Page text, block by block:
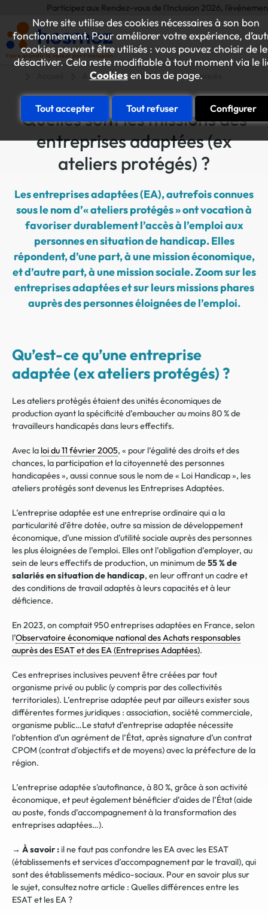
Notre site utilise des cookies nécessaires à son bon
fonctionnement. Pour améliorer votre expérience,
cookies peuvent être utilisés : vous pouvez choisir de
désactiver. Cela reste modifiable à tout moment via le
Cookiesen bas de page.
Tout accepter Tout refuser Configurer
Participez aux Rendez-vous de l'Inclusion 2026, l'événement
A la une Articles et communiqués
Quelles sont les missions des
entreprises adaptées (ex
ateliers protégés) ?
Les entreprises adaptées (EA), autrefois connues
sous le nom d’« ateliers protégés » ont vocation à
favoriser durablement l’accès à l’emploi aux
personnes en situation de handicap. Elles
répondent, d’une part, à une mission économique,
et d’autre part, à une mission sociale. Zoom sur les
entreprises adaptées et sur leurs missions phares
auprès des personnes éloignées de l’emploi.
Qu’est-ce qu’une entreprise
adaptée (ex ateliers protégés) ?
Les ateliers protégés étaient des unités économiques de
production ayant la spécificité d’embaucher au moins 80 % de
travailleurs handicapés dans leurs effectifs.
Avec la loi du 11 février 2005, « pour l’égalité des droits et des
chances, la participation et la citoyenneté des personnes
handicapées », aussi connue sous le nom de « Loi Handicap », les
ateliers protégés sont devenus les Entreprises Adaptées.
L’entreprise adaptée est une entreprise ordinaire qui a la
particularité d’être dotée, outre sa mission de développement
économique, d’une mission d’utilité sociale auprès des personnes
les plus éloignées de l’emploi. Elles ont l’obligation d’employer, au
sein de leurs effectifs de production, un minimum de55 % de
salariés en situation de handicap, en leur offrant un cadre et
des conditions de travail adaptés à leurs capacités et à leur
déficience.
En 2023, on comptait 950 entreprises adaptées en France, selon
l’Observatoire économique national des Achats responsables
auprès des ESAT et des EA (Entreprises Adaptées).
Ces entreprises inclusives peuvent être créées par tout
organisme privé ou public (y compris par des collectivités
territoriales). L’entreprise adaptée peut par ailleurs exister sous
différentes formes juridiques : association, société commerciale,
organisme public…Le statut d’entreprise adaptée nécessite
l’obtention d’un agrément de l’État, après signature d’un contrat
CPOM (contrat d’objectifs et de moyens) avec la préfecture de la
région.
L’entreprise adaptée s'autofinance, à 80 %, grâce à son activité
économique, et peut également bénéficier d’aides de l’État (aide
au poste, fonds d’accompagnement à la transformation des
entreprisesadaptées…).
→ À savoir : il ne faut pas confondre les EA avec les ESAT
(établissements et services d’accompagnement par le travail), qui
sont des établissements médico-sociaux. Pour en savoir plus sur
le sujet, consultez notre article : Quelles différences entre les
ESAT et les EA ?